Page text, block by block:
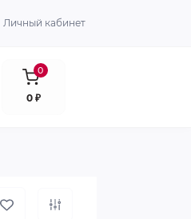
Личный кабинет
0
0 ₽